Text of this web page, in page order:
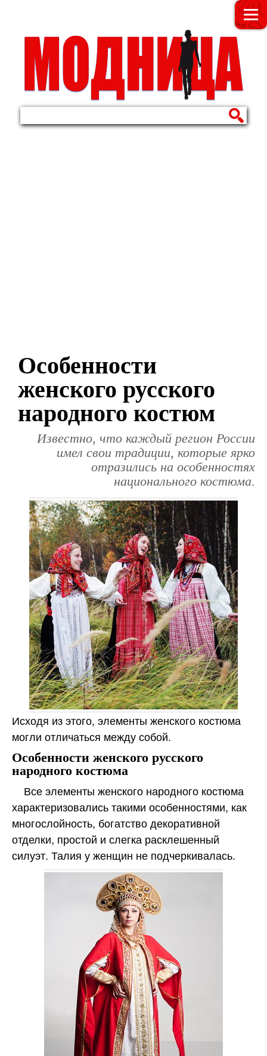
МОДНИЦА
Особенности
женского русского
народного костюм
Известно, что каждый регион России
имел свои традиции, которые ярко
отразились на особенностях
национального костюма.
Исходя из этого, элементы женского костюма
могли отличаться между собой.
Особенности женского русского
народного костюма
Все элементы женского народного костюма
характеризовались такими особенностями, как
многослойность, богатство декоративной
отделки, простой и слегка расклешенный
силуэт. Талия у женщин не подчеркивалась.